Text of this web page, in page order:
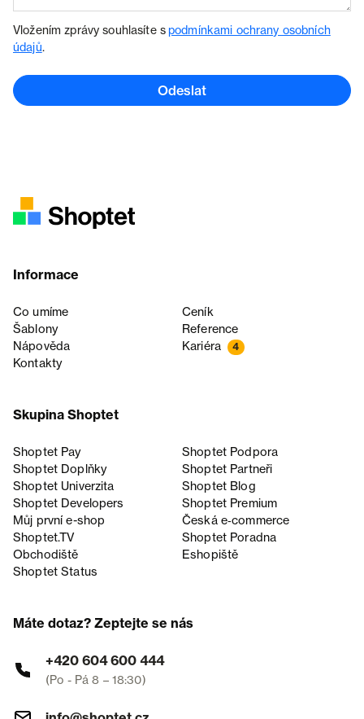
Vložením zprávy souhlasíte spodmínkami ochrany osobních
údajů.
Odeslat
Informace
Co umíme
Ceník
Šablony
Reference
Nápověda
Kariéra 4
Kontakty
Skupina Shoptet
Shoptet Pay
Shoptet Podpora
Shoptet Doplňky
Shoptet Partneři
Shoptet Univerzita
Shoptet Blog
Shoptet Developers
Shoptet Premium
Můj první e-shop
Česká e‑commerce
Shoptet.TV
Shoptet Poradna
Obchodiště
Eshopiště
Shoptet Status
Máte dotaz? Zeptejte se nás
+420 604 600 444
(Po - Pá 8 – 18:30)